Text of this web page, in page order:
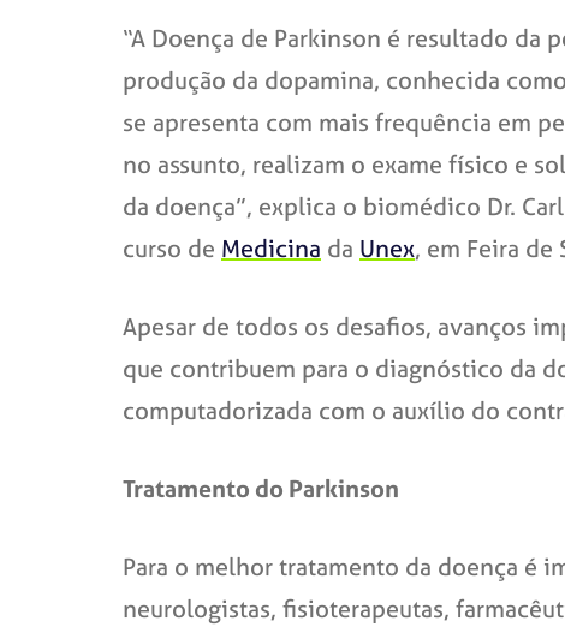
“A Doença de Parkinson é resultado da
produção da dopamina, conhecida
se apresenta com mais frequência em
no assunto, realizam o exame físico e
da doença”, explica o biomédico Dr.
curso de Medicina da Unex, em Feira de
Apesar de todos os desafios, avanços
que contribuem para o diagnóstico da
computadorizada com o auxílio do
Tratamento do Parkinson
Para o melhor tratamento da doença é
neurologistas, fisioterapeutas,